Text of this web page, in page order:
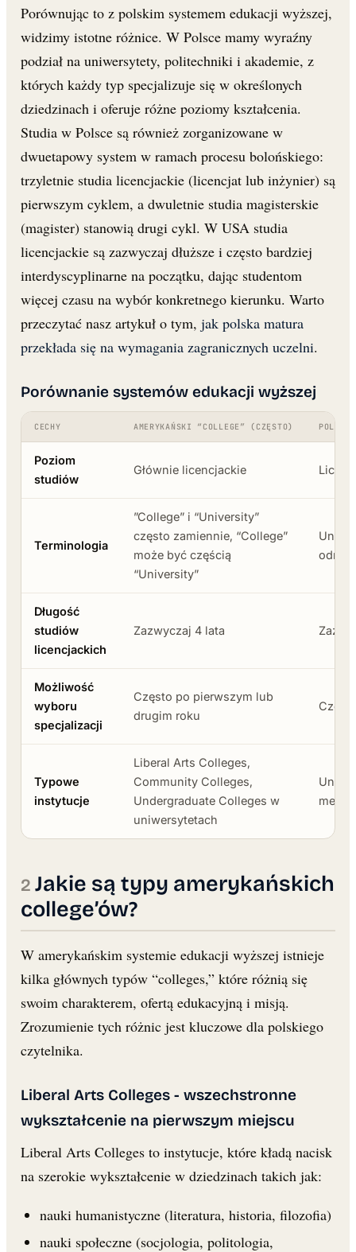
Porównując to z polskim systemem edukacji wyższej,
widzimy istotne różnice. W Polsce mamy wyraźny
podział na uniwersytety, politechniki i akademie, z
których każdy typ specjalizuje się w określonych
dziedzinach i oferuje różne poziomy kształcenia.
Studia w Polsce są również zorganizowane w
dwuetapowy system w ramach procesu bolońskiego:
trzyletnie studia licencjackie (licencjat lub inżynier) są
pierwszym cyklem, a dwuletnie studia magisterskie
(magister) stanowią drugi cykl. W USA studia
licencjackie są zazwyczaj dłuższe i często bardziej
interdyscyplinarne na początku, dając studentom
więcej czasu na wybór konkretnego kierunku. Warto
przeczytać nasz artykuł o tym, jak polska matura
przekłada się na wymagania zagranicznych uczelni.
Porównanie systemów edukacji wyższej
CECHY AMERYKAŃSKI “COLLEGE” (CZĘSTO) POLSKI
Poziom
studiów
Głównie licencjackie
Terminologia
”College” i “University”
często zamiennie, “College”
może być częścią
“University”
Długość
studiów
licencjackich
Zazwyczaj 4 lata
Możliwość
wyboru
specjalizacji
Często po pierwszym lub
drugim roku
Typowe
instytucje
Liberal Arts Colleges,
Community Colleges,
Undergraduate Colleges w
uniwersytetach
Jakie są typy amerykańskich
college’ów?
W amerykańskim systemie edukacji wyższej istnieje
kilka głównych typów “colleges,” które różnią się
swoim charakterem, ofertą edukacyjną i misją.
Zrozumienie tych różnic jest kluczowe dla polskiego
czytelnika.
Liberal Arts Colleges - wszechstronne
wykształcenie na pierwszym miejscu
Liberal Arts Colleges to instytucje, które kładą nacisk
na szerokie wykształcenie w dziedzinach takich jak:
nauki humanistyczne (literatura, historia, filozofia)
nauki społeczne (socjologia, politologia,